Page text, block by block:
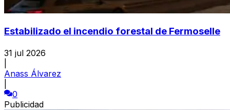
Estabilizado el incendio forestal de Fermoselle
31 jul 2026
Anass Álvarez
0
Publicidad